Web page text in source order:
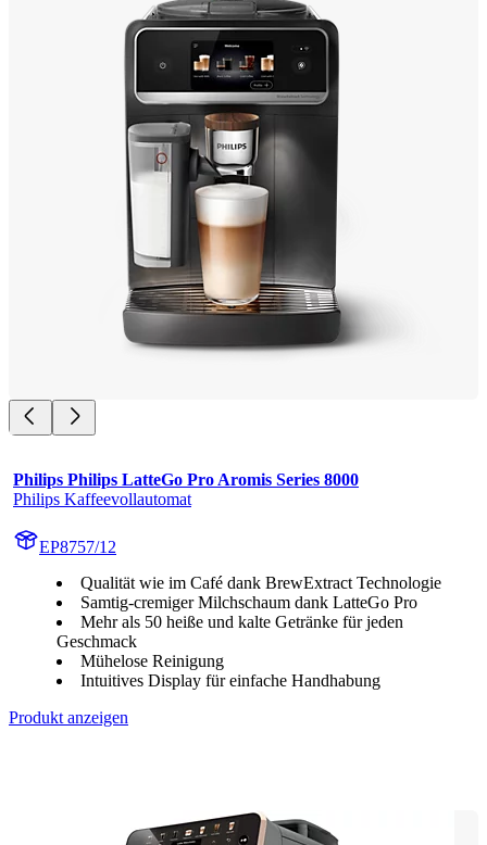
Philips Philips LatteGo Pro Aromis Series 8000
Philips Kaffeevollautomat
EP8757/12
Qualität wie im Café dank BrewExtract Technologie
Samtig-cremiger Milchschaum dank LatteGo Pro
Mehr als 50 heiße und kalte Getränke für jeden
Geschmack
Mühelose Reinigung
Intuitives Display für einfache Handhabung
Produkt anzeigen